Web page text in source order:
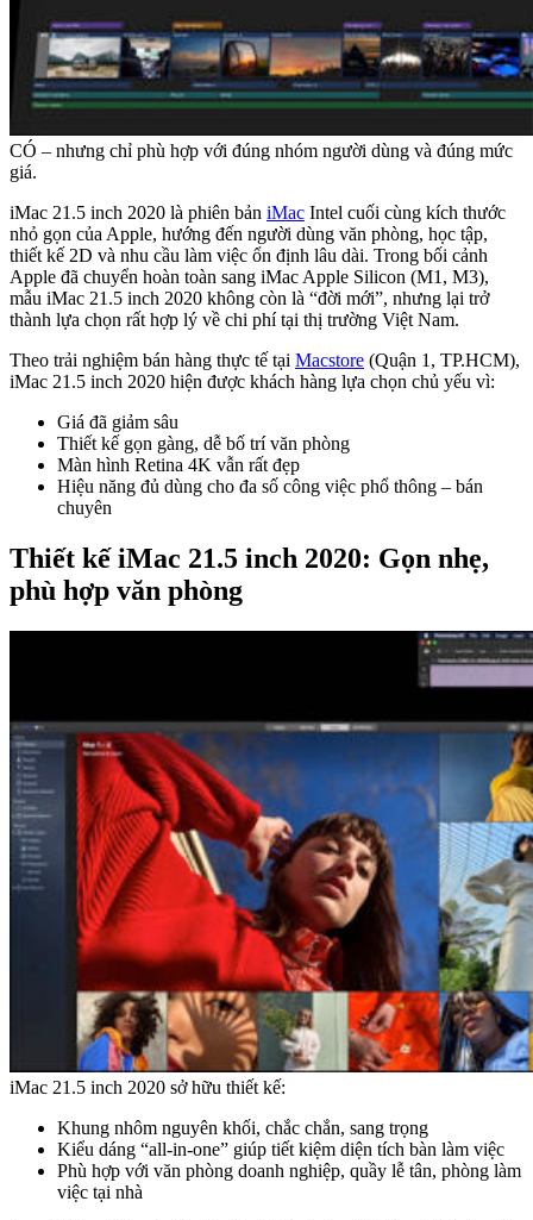
CÓ – nhưng chỉ phù hợp với đúng nhóm người dùng và đúng mức
giá.
iMac 21.5 inch 2020 là phiên bản iMac Intel cuối cùng kích thước
nhỏ gọn của Apple, hướng đến người dùng văn phòng, học tập,
thiết kế 2D và nhu cầu làm việc ổn định lâu dài. Trong bối cảnh
Apple đã chuyển hoàn toàn sang iMac Apple Silicon (M1, M3),
mẫu iMac 21.5 inch 2020 không còn là “đời mới”, nhưng lại trở
thành lựa chọn rất hợp lý về chi phí tại thị trường Việt Nam.
Theo trải nghiệm bán hàng thực tế tại Macstore (Quận 1, TP.HCM),
iMac 21.5 inch 2020 hiện được khách hàng lựa chọn chủ yếu vì:
Giá đã giảm sâu
Thiết kế gọn gàng, dễ bố trí văn phòng
Màn hình Retina 4K vẫn rất đẹp
Hiệu năng đủ dùng cho đa số công việc phổ thông – bán
chuyên
Thiết kế iMac 21.5 inch 2020: Gọn nhẹ,
phù hợp văn phòng
iMac 21.5 inch 2020 sở hữu thiết kế:
Khung nhôm nguyên khối, chắc chắn, sang trọng
Kiểu dáng “all-in-one” giúp tiết kiệm diện tích bàn làm việc
Phù hợp với văn phòng doanh nghiệp, quầy lễ tân, phòng làm
việc tại nhà